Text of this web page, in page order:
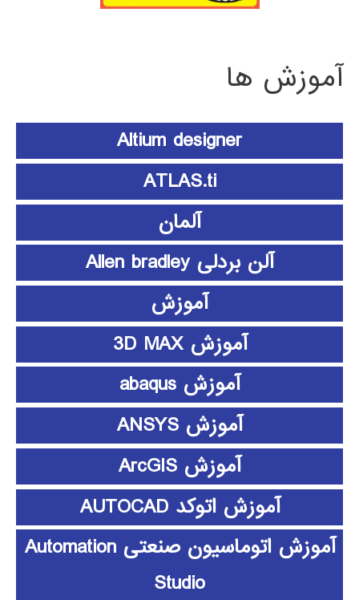
آموزش ها
Altium designer
ATLAS.ti
آلمان
آلن بردلی Allen bradley
آموزش
آموزش 3D MAX
آموزش abaqus
آموزش ANSYS
آموزش ArcGIS
آموزش اتوکد AUTOCAD
آموزش اتوماسیون صنعتی Automation
Studio